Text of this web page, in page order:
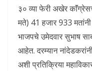
३० व्या फेरी अखेर
मते) 41 हजार 933
भाजपचे उमेदवार सुभाष
आहेत. दरम्यान
अशी प्रतिक्रिया